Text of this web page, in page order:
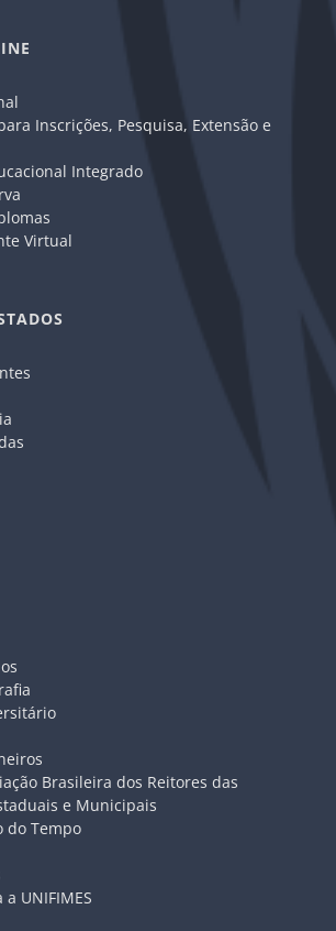
Inscrições, Pesquisa, Extensão e
Integrado
Virtual
Brasileira dos Reitores das
e Municipais
do Tempo
UNIFIMES